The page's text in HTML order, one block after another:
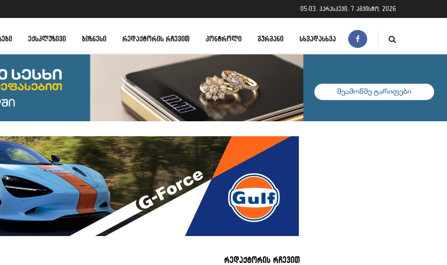
05:03, პარასკევი, 7 აგვისტო, 2026
ᲔᲥᲡᲙᲚᲣᲖᲘᲕᲘ ᲑᲘᲖᲜᲔᲡᲘ ᲠᲔᲓᲐᲥᲢᲝᲠᲘᲡ ᲠᲩᲔᲕᲘᲗ ᲙᲝᲜᲢᲠᲝᲚᲘ ᲒᲣᲠᲛᲐᲜᲘ ᲡᲮᲕᲐᲓᲐᲡᲮᲕᲐ
რედაქტორის რჩევით